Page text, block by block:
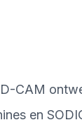
CAM
en